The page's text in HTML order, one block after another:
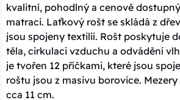
kvalitní, pohodlný a cenově
matraci. Laťkový rošt se skládá z
jsou spojeny textilií. Rošt poskytuje
těla, cirkulaci vzduchu a odvádění
je tvořen 12 příčkami, které jsou
roštu jsou z masivu borovice.
cca 11 cm.